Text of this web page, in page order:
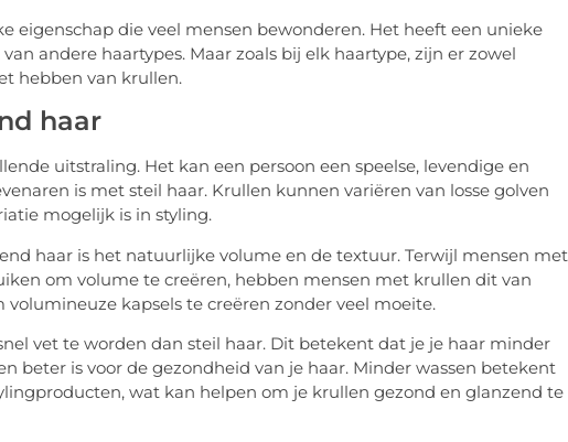
eigenschap die veel mensen bewonderen. Het heeft een unieke
andere haartypes. Maar zoals bij elk haartype, zijn er zowel
hebben van krullen.
haar
uitstraling. Het kan een persoon een speelse, levendige en
is met steil haar. Krullen kunnen variëren van losse golven
mogelijk is in styling.
haar is het natuurlijke volume en de textuur. Terwijl mensen met
om volume te creëren, hebben mensen met krullen dit van
kapsels te creëren zonder veel moeite.
vet te worden dan steil haar. Dit betekent dat je je haar minder
beter is voor de gezondheid van je haar. Minder wassen betekent
wat kan helpen om je krullen gezond en glanzend te